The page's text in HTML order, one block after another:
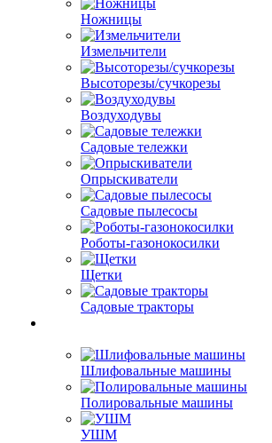
Ножницы
Измельчители
Высоторезы/сучкорезы
Воздуходувы
Садовые тележки
Опрыскиватели
Садовые пылесосы
Роботы-газонокосилки
Щетки
Садовые тракторы
Шлифовальные машины
Полировальные машины
УШМ